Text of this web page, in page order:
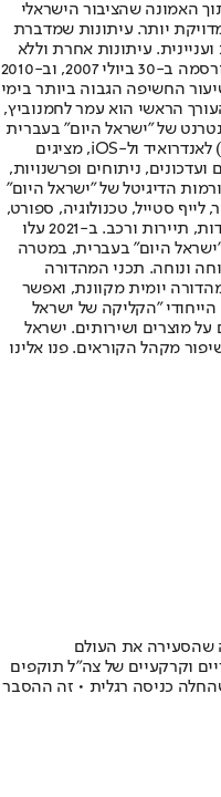
האמונה שהציבור הישראלי
יותר. עיתונות שמדברת
עיתונות אחרת וללא
תשלום. המהדורה המודפסת הראשונה פורסמה ב-30 ביולי 2007, וב-2010
החשיפה הגבוה ביותר בימי
הראשי הוא עמר לחמנוביץ,
של "ישראל היום" בעברית
ובאנגלית, כמו כן היישומונים (אפליקציות) לאנדרואיד ול-iOS, מציגים
ניתוחים ופרשנויות,
הדיגיטל של "ישראל היום"
לייף סטייל, טכנולוגיה, ספורט,
כלכלה וצרכנות, בריאות, חיילים, אוכל, יהדות, תיירות ורכב. ב-2021 עלו
היום" בעברית, במטרה
ונוחה. תכני המהדורה
יומית מקוונת, ואפשר
"הקליקה של ישראל
מוצרים ושירותים. ישראל
מקהל הקוראים. פנו אלינו
שהסעירה את העולם
וקרקעיים של צה"ל תוקפים
כניסה רגלית • זה ההסבר